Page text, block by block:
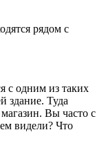
рядом с
с одним из таких
здание. Туда
Вы часто с
видели? Что